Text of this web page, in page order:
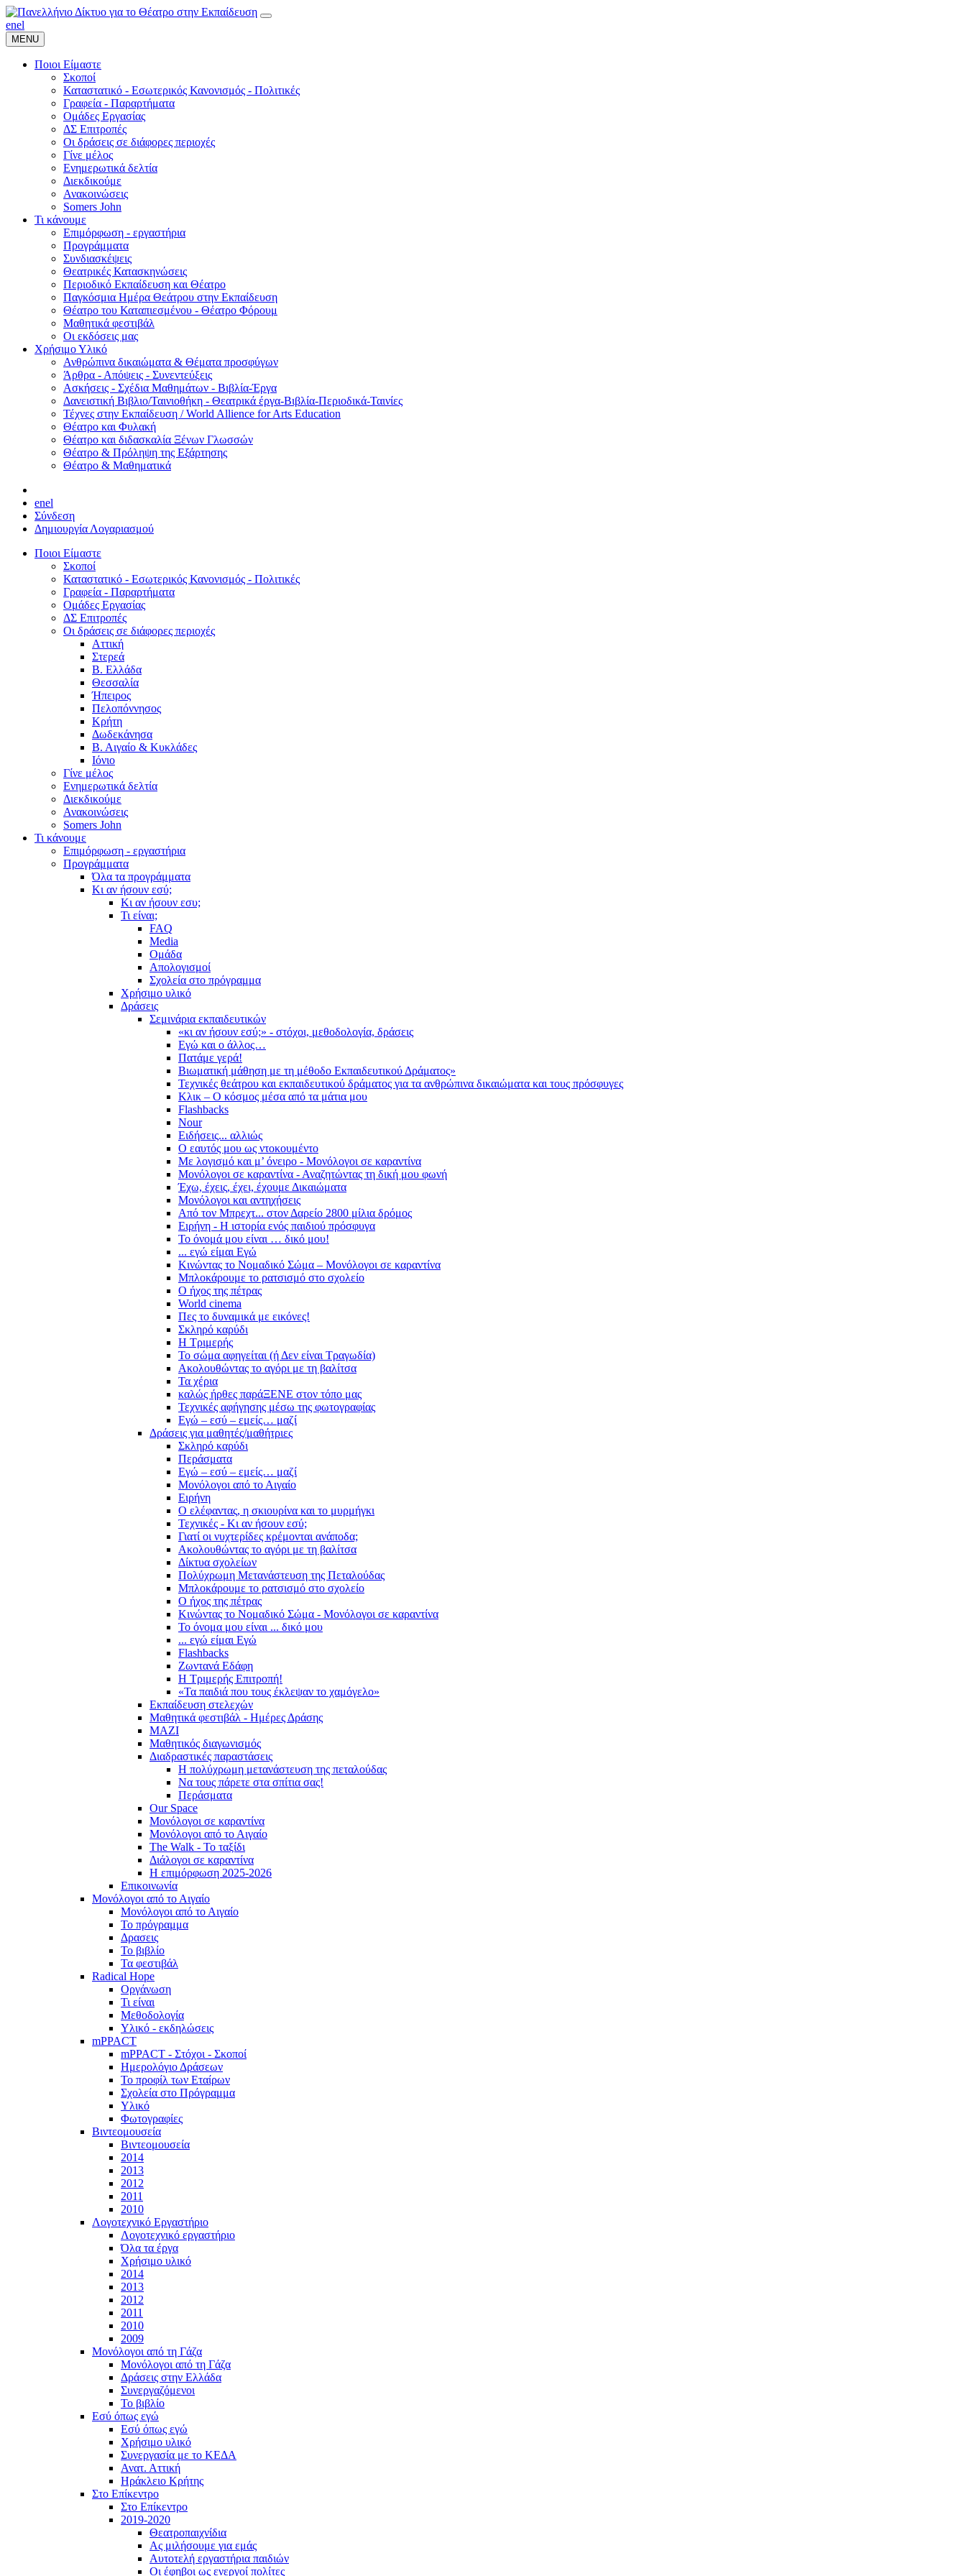
enel
MENU
Ποιοι Είμαστε
Σκοποί
Καταστατικό - Εσωτερικός Κανονισμός - Πολιτικές
Γραφεία - Παραρτήματα
Ομάδες Εργασίας
ΔΣ Επιτροπές
Οι δράσεις σε διάφορες περιοχές
Γίνε μέλος
Ενημερωτικά δελτία
Διεκδικούμε
Ανακοινώσεις
Somers John
Τι κάνουμε
Επιμόρφωση - εργαστήρια
Προγράμματα
Συνδιασκέψεις
Θεατρικές Κατασκηνώσεις
Περιοδικό Εκπαίδευση και Θέατρο
Παγκόσμια Ημέρα Θεάτρου στην Εκπαίδευση
Θέατρο του Καταπιεσμένου - Θέατρο Φόρουμ
Μαθητικά φεστιβάλ
Οι εκδόσεις μας
Χρήσιμο Υλικό
Ανθρώπινα δικαιώματα & Θέματα προσφύγων
Άρθρα - Απόψεις - Συνεντεύξεις
Ασκήσεις - Σχέδια Μαθημάτων - Βιβλία-Έργα
Δανειστική Βιβλιο/Ταινιοθήκη - Θεατρικά έργα-Βιβλία-Περιοδικά-Ταινίες
Τέχνες στην Εκπαίδευση / World Allience for Arts Education
Θέατρο και Φυλακή
Θέατρο και διδασκαλία Ξένων Γλωσσών
Θέατρο & Πρόληψη της Εξάρτησης
Θέατρο & Μαθηματικά
enel
Σύνδεση
Δημιουργία Λογαριασμού
Ποιοι Είμαστε
Σκοποί
Καταστατικό - Εσωτερικός Κανονισμός - Πολιτικές
Γραφεία - Παραρτήματα
Ομάδες Εργασίας
ΔΣ Επιτροπές
Οι δράσεις σε διάφορες περιοχές
Αττική
Στερεά
Β. Ελλάδα
Θεσσαλία
Ήπειρος
Πελοπόννησος
Κρήτη
Δωδεκάνησα
Β. Αιγαίο & Κυκλάδες
Ιόνιο
Γίνε μέλος
Ενημερωτικά δελτία
Διεκδικούμε
Ανακοινώσεις
Somers John
Τι κάνουμε
Επιμόρφωση - εργαστήρια
Προγράμματα
Όλα τα προγράμματα
Κι αν ήσουν εσύ;
Κι αν ήσουν εσυ;
Τι είναι;
FAQ
Media
Ομάδα
Απολογισμοί
Σχολεία στο πρόγραμμα
Χρήσιμο υλικό
Δράσεις
Σεμινάρια εκπαιδευτικών
«κι αν ήσουν εσύ;» - στόχοι, μεθοδολογία, δράσεις
Εγώ και ο άλλος…
Πατάμε γερά!
Βιωματική μάθηση με τη μέθοδο Εκπαιδευτικού Δράματος»
Τεχνικές θεάτρου και εκπαιδευτικού δράματος για τα ανθρώπινα δικαιώματα και τους πρόσφυγες
Κλικ – Ο κόσμος μέσα από τα μάτια μου
Flashbacks
Nour
Ειδήσεις... αλλιώς
Ο εαυτός μου ως ντοκουμέντο
Με λογισμό και μ’ όνειρο - Μονόλογοι σε καραντίνα
Μονόλογοι σε καραντίνα - Αναζητώντας τη δική μου φωνή
Έχω, έχεις, έχει, έχουμε Δικαιώματα
Μονόλογοι και αντηχήσεις
Από τον Μπρεχτ... στον Δαρείο 2800 μίλια δρόμος
Ειρήνη - Η ιστορία ενός παιδιού πρόσφυγα
Το όνομά μου είναι … δικό μου!
... εγώ είμαι Εγώ
Κινώντας το Νομαδικό Σώμα – Μονόλογοι σε καραντίνα
Μπλοκάρουμε το ρατσισμό στο σχολείο
Ο ήχος της πέτρας
World cinema
Πες το δυναμικά με εικόνες!
Σκληρό καρύδι
Η Τριμερής
Το σώμα αφηγείται (ή Δεν είναι Τραγωδία)
Ακολουθώντας το αγόρι με τη βαλίτσα
Τα χέρια
καλώς ήρθες παράΞΕΝΕ στον τόπο μας
Τεχνικές αφήγησης μέσω της φωτογραφίας
Εγώ – εσύ – εμείς… μαζί
Δράσεις για μαθητές/μαθήτριες
Σκληρό καρύδι
Περάσματα
Εγώ – εσύ – εμείς… μαζί
Μονόλογοι από το Αιγαίο
Ειρήνη
Ο ελέφαντας, η σκιουρίνα και το μυρμήγκι
Τεχνικές - Κι αν ήσουν εσύ;
Γιατί οι νυχτερίδες κρέμονται ανάποδα;
Ακολουθώντας το αγόρι με τη βαλίτσα
Δίκτυα σχολείων
Πολύχρωμη Μετανάστευση της Πεταλούδας
Μπλοκάρουμε το ρατσισμό στο σχολείο
Ο ήχος της πέτρας
Κινώντας το Νομαδικό Σώμα - Μονόλογοι σε καραντίνα
Το όνομα μου είναι ... δικό μου
... εγώ είμαι Εγώ
Flashbacks
Ζωντανά Εδάφη
Η Τριμερής Επιτροπή!
«Τα παιδιά που τους έκλεψαν το χαμόγελο»
Εκπαίδευση στελεχών
Μαθητικά φεστιβάλ - Ημέρες Δράσης
ΜΑΖΙ
Μαθητικός διαγωνισμός
Διαδραστικές παραστάσεις
Η πολύχρωμη μετανάστευση της πεταλούδας
Να τους πάρετε στα σπίτια σας!
Περάσματα
Our Space
Μονόλογοι σε καραντίνα
Μονόλογοι από το Αιγαίο
The Walk - Το ταξίδι
Διάλογοι σε καραντίνα
Η επιμόρφωση 2025-2026
Επικοινωνία
Μονόλογοι από το Αιγαίο
Μονόλογοι από το Αιγαίο
Το πρόγραμμα
Δρασεις
Το βιβλίο
Τα φεστιβάλ
Radical Hope
Οργάνωση
Τι είναι
Μεθοδολογία
Υλικό - εκδηλώσεις
mPPACT
mPPACT - Στόχοι - Σκοποί
Ημερολόγιο Δράσεων
Το προφίλ των Εταίρων
Σχολεία στο Πρόγραμμα
Υλικό
Φωτογραφίες
Βιντεομουσεία
Βιντεομουσεία
2014
2013
2012
2011
2010
Λογοτεχνικό Εργαστήριο
Λογοτεχνικό εργαστήριο
Όλα τα έργα
Χρήσιμο υλικό
2014
2013
2012
2011
2010
2009
Μονόλογοι από τη Γάζα
Μονόλογοι από τη Γάζα
Δράσεις στην Ελλάδα
Συνεργαζόμενοι
To βιβλίο
Εσύ όπως εγώ
Εσύ όπως εγώ
Χρήσιμο υλικό
Συνεργασία με το ΚΕΔΑ
Ανατ. Αττική
Ηράκλειο Κρήτης
Στο Επίκεντρο
Στο Επίκεντρο
2019-2020
Θεατροπαιχνίδια
Ας μιλήσουμε για εμάς
Αυτοτελή εργαστήρια παιδιών
Οι έφηβοι ως ενεργοί πολίτες